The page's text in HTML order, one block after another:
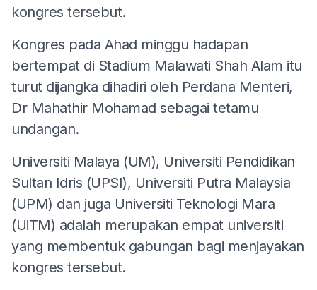
kongres tersebut.
Kongres pada Ahad minggu hadapan
bertempat di Stadium Malawati Shah Alam itu
turut dijangka dihadiri oleh Perdana Menteri,
Dr Mahathir Mohamad sebagai tetamu
undangan.
Universiti Malaya (UM), Universiti Pendidikan
Sultan Idris (UPSI), Universiti Putra Malaysia
(UPM) dan juga Universiti Teknologi Mara
(UiTM) adalah merupakan empat universiti
yang membentuk gabungan bagi menjayakan
kongres tersebut.